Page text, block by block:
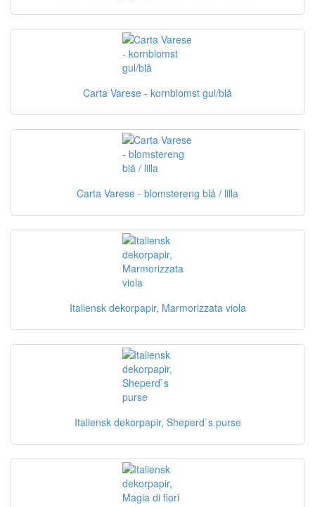
Carta Varese - kornblomst gul/blå
Carta Varese - blomstereng blå / lilla
Italiensk dekorpapir, Marmorizzata viola
Italiensk dekorpapir, Sheperd`s purse